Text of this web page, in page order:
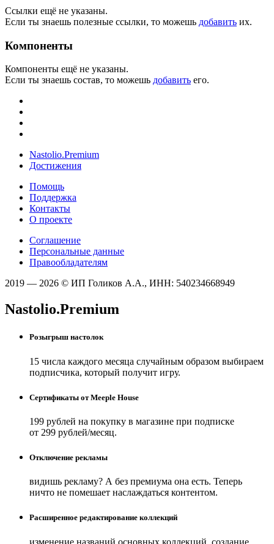
Ссылки ещё не указаны.
Если ты знаешь полезные ссылки, то можешь добавить их.
Компоненты
Компоненты ещё не указаны.
Если ты знаешь состав, то можешь добавить его.
Nastolio.Premium
Достижения
Помощь
Поддержка
Контакты
О проекте
Соглашение
Персональные данные
Правообладателям
2019 — 2026 © ИП Голиков А.А., ИНН: 540234668949
Nastolio.Premium
Розыгрыш настолок
15 числа каждого месяца случайным образом выбираем
подписчика, который получит игру.
Сертификаты от Meeple House
199 рублей на покупку в магазине при подписке
от 299 рублей/месяц.
Отключение рекламы
видишь рекламу? А без премиума она есть. Теперь
ничто не помешает наслаждаться контентом.
Расширенное редактирование коллекций
изменение названий основных коллекций, создание